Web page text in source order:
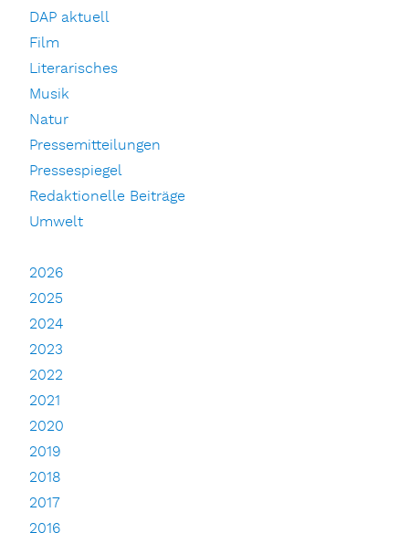
DAP aktuell
Film
Literarisches
Musik
Natur
Pressemitteilungen
Pressespiegel
Redaktionelle Beiträge
Umwelt
2026
2025
2024
2023
2022
2021
2020
2019
2018
2017
2016